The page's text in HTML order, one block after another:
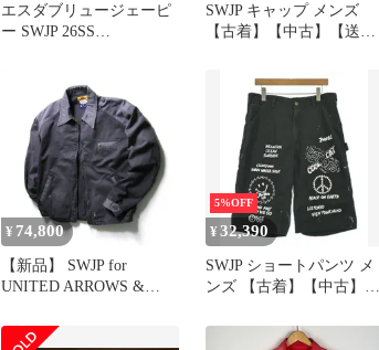
エスダブリュージェーピ
ー SWJP 26SS
L レッド 赤 SW-26SS-009
SWJP キャップ メンズ
【古着】【中古】【送料
¥ 74,800
【新品】 SWJP for
UNITED ARROWS &
ジェーピー デニム ワー
5%OFF
¥32,390
SWJP ショートパンツ メ
ンズ 【古着】【中古】